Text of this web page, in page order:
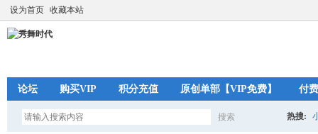
设为首页 收藏本站
论坛 购买VIP 积分充值 原创单部【VIP免费】 付
搜索 热搜: